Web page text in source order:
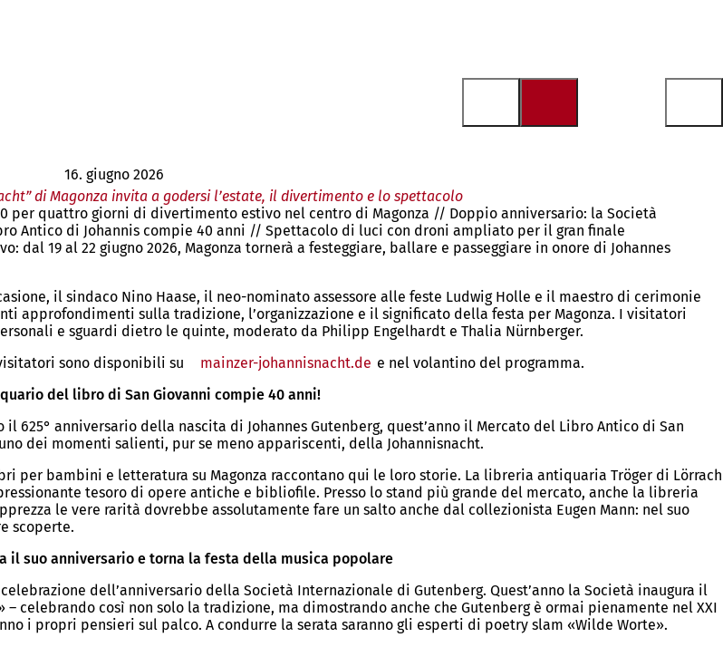
16. giugno 2026
di Magonza invita a godersi l’estate, il divertimento e lo spettacolo
per quattro giorni di divertimento estivo nel centro di Magonza // Doppio anniversario: la Società
Antico di Johannis compie 40 anni // Spettacolo di luci con droni ampliato per il gran finale
19 al 22 giugno 2026, Magonza tornerà a festeggiare, ballare e passeggiare in onore di Johannes
il sindaco Nino Haase, il neo-nominato assessore alle feste Ludwig Holle e il maestro di cerimonie
approfondimenti sulla tradizione, l’organizzazione e il significato della festa per Magonza. I visitatori
e sguardi dietro le quinte, moderato da Philipp Engelhardt e Thalia Nürnberger.
sono disponibili su
mainzer-johannisnacht.de (Si
nuova
scheda)
e nel volantino del programma.
del libro di San Giovanni compie 40 anni!
625° anniversario della nascita di Johannes Gutenberg, quest’anno il Mercato del Libro Antico di San
dei momenti salienti, pur se meno appariscenti, della Johannisnacht.
bambini e letteratura su Magonza raccontano qui le loro storie. La libreria antiquaria Tröger di Lörrach
tesoro di opere antiche e bibliofile. Presso lo stand più grande del mercato, anche la libreria
le vere rarità dovrebbe assolutamente fare un salto anche dal collezionista Eugen Mann: nel suo
scoperte.
il suo anniversario e torna la festa della musica popolare
dell’anniversario della Società Internazionale di Gutenberg. Quest’anno la Società inaugura il
celebrando così non solo la tradizione, ma dimostrando anche che Gutenberg è ormai pienamente nel XXI
i propri pensieri sul palco. A condurre la serata saranno gli esperti di poetry slam «Wilde Worte».